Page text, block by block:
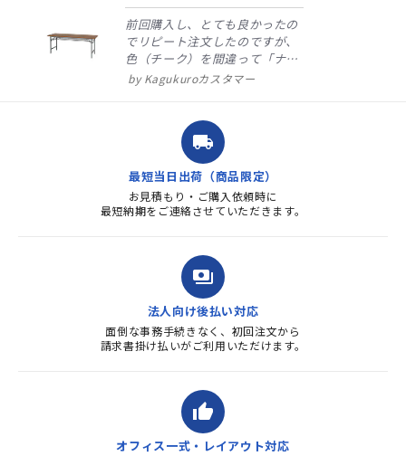
前回購入し、とても良かったの
でリピート注文したのですが、
色（チーク）を間違って「ナチ
ュラル」としてしまいました。
ました。商品到着も早く、品
質・使いやすさで満足していま
す。また、リピートするときは
よろしくお...
Kagukuroカスタマー
local_shipping
最短当日出荷（商品限定）
お見積もり・ご購入依頼時に
最短納期をご連絡させていただきます。
payments
法人向け後払い対応
面倒な事務手続きなく、初回注文から
請求書掛け払いがご利用いただけます。
thumb_up
オフィス一式・レイアウト対応